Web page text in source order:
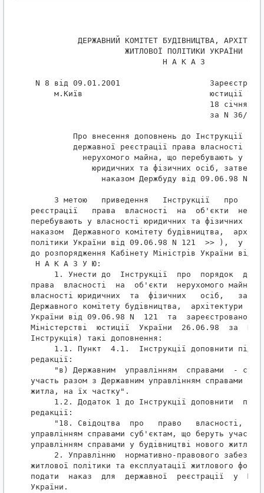
ДЕРЖАВНИЙ КОМІТЕТ БУДІВНИЦТВА,
                    ЖИТЛОВОЇ ПОЛІТИКИ УКРАЇНИ
                            Н А К А З
N 8 від 09.01.2001                   Зареєстровано
м.Київ                           юстиції
18 січня
за N 36/
Про внесення доповнень до Інструкції про
державної реєстрації права власності на
нерухомого майна, що перебувають у
юридичних та фізичних осіб,
наказом Держбуду від 09.06.98 N
З метою   приведення   Інструкції   про
реєстрації   права  власності  на  об'єкти
перебувають у власності юридичних та фізичних
наказом  Державного комітету будівництва,
політики України від 09.06.98 N 121  >> ),  у
до розпорядження Кабінету Міністрів України від
Н А К А З У Ю:
1. Унести до  Інструкції  про  порядок
права  власності  на  об'єкти  нерухомого майна,
власності юридичних  та  фізичних   осіб,
Державного комітету будівництва,  архітектури та
України від 09.06.98 N  121  та  зареєстрованої
Міністерстві  юстиції  України  26.06.98  за  N
Інструкція) такі доповнення:
1.1. Пункт  4.1.  Інструкції доповнити
редакції:
"в) Державним  управлінням  справами  -
участь разом з Державним управлінням справами у
житла, на їх частку".
1.2. Додаток 1 до Інструкції доповнити
редакції:
"18. Свідоцтва  про   право   власності,
управлінням справами суб'єктам, що беруть участь
управлінням справами у будівництві нового житла".
2. Управлінню  нормативно-правового
житлової політики та експлуатації житлового
подати  наказ  для  державної  реєстрації  у
України.